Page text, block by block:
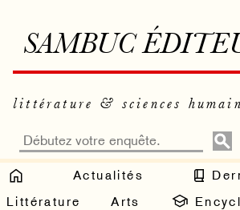
SAMBUC
littérature & sciences
Actualités
Littérature
Arts